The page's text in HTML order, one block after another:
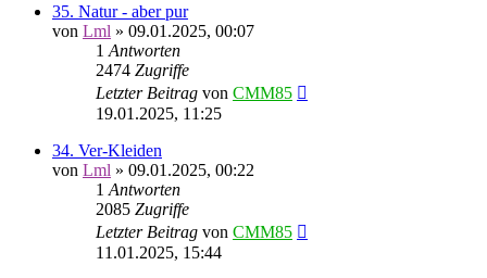
35. Natur - aber pur
von Lml » 09.01.2025, 00:07
1 Antworten
2474 Zugriffe
Letzter Beitrag von CMM85
19.01.2025, 11:25
34. Ver-Kleiden
von Lml » 09.01.2025, 00:22
1 Antworten
2085 Zugriffe
Letzter Beitrag von CMM85
11.01.2025, 15:44